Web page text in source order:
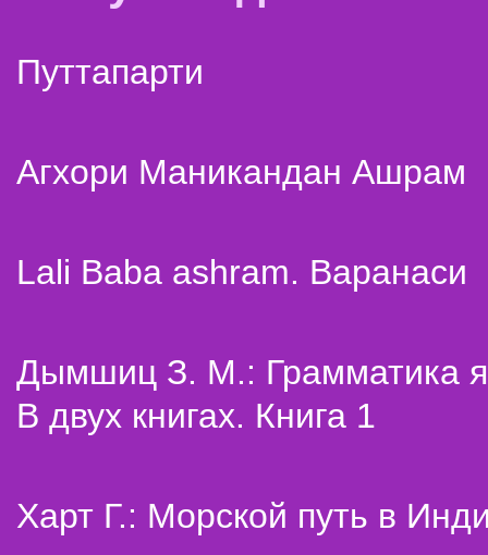
Путтапарти
Агхори Маникандан Ашрам
Lali Baba ashram. Варанаси
Дымшиц З. М.: Грамматика
В двух книгах. Книга 1
Харт Г.: Морской путь в